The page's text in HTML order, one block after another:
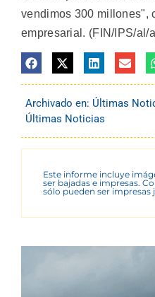
vendimos 300 millones",
empresarial. (FIN/IPS/al/
Archivado en: Últimas
Últimas Noticias
Este informe incluye
ser bajadas e impresas.
sólo pueden ser